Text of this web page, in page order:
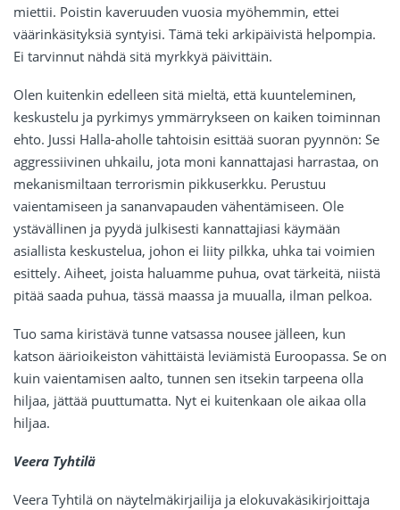
miettii. Poistin kaveruuden vuosia myöhemmin, ettei
väärinkäsityksiä syntyisi. Tämä teki arkipäivistä helpompia.
Ei tarvinnut nähdä sitä myrkkyä päivittäin.
Olen kuitenkin edelleen sitä mieltä, että kuunteleminen,
keskustelu ja pyrkimys ymmärrykseen on kaiken toiminnan
ehto. Jussi Halla-aholle tahtoisin esittää suoran pyynnön: Se
aggressiivinen uhkailu, jota moni kannattajasi harrastaa, on
mekanismiltaan terrorismin pikkuserkku. Perustuu
vaientamiseen ja sananvapauden vähentämiseen. Ole
ystävällinen ja pyydä julkisesti kannattajiasi käymään
asiallista keskustelua, johon ei liity pilkka, uhka tai voimien
esittely. Aiheet, joista haluamme puhua, ovat tärkeitä, niistä
pitää saada puhua, tässä maassa ja muualla, ilman pelkoa.
Tuo sama kiristävä tunne vatsassa nousee jälleen, kun
katson äärioikeiston vähittäistä leviämistä Euroopassa. Se on
kuin vaientamisen aalto, tunnen sen itsekin tarpeena olla
hiljaa, jättää puuttumatta. Nyt ei kuitenkaan ole aikaa olla
hiljaa.
Veera Tyhtilä
Veera Tyhtilä on näytelmäkirjailija ja elokuvakäsikirjoittaja